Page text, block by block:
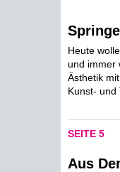
Heute
und immer
Ästhetik
Kunst- und
SEITE 5
Aus